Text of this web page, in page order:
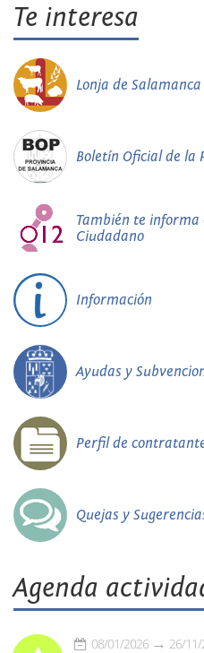
Te interesa
Lonja de Salamanca
Boletín Oficial de la
También te informa
Ciudadano
Información
Ayudas y
Perfil de
Quejas y
Agenda
08/01/2026 26/